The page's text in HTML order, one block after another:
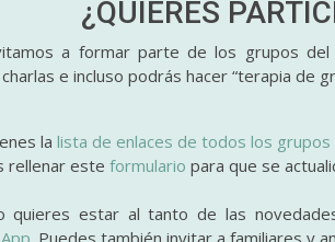
¿QUIERES
a formar parte de los grupos del
e incluso podrás hacer “terapia de
lalista de enlaces de todos los grupos
rellenar este formulario para que se
quieres estar al tanto de las
Puedes también invitar a familiares y